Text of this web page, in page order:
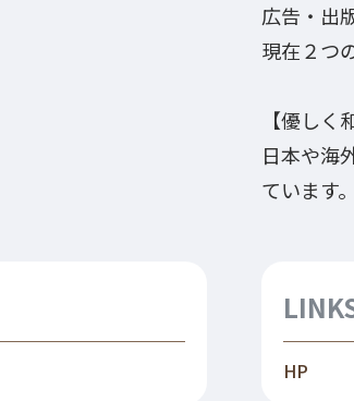
広告・出
現在２つ
【優しく
日本や海
ています。
HP